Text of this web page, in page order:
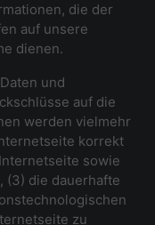
die der
auf unsere
dienen.
und
auf die
werden vielmehr
korrekt
sowie
(3) die dauerhafte
zu